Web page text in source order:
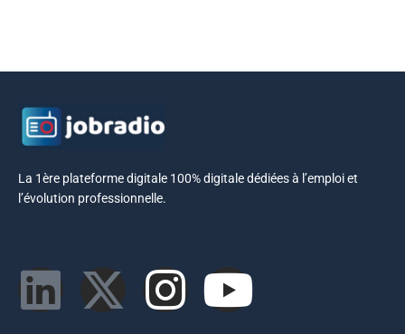
La 1ère plateforme digitale 100% digitale dédiées à l’emploi et
l’évolution professionnelle.